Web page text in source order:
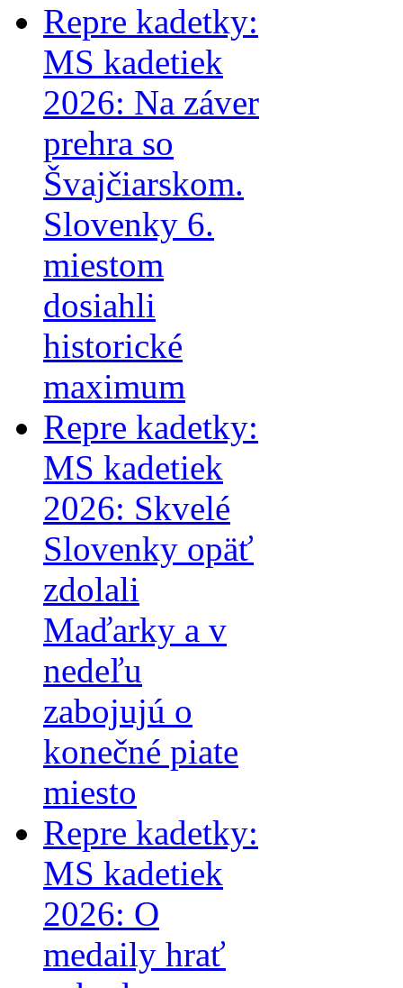
Repre kadetky:
MS kadetiek
2026: Na záver
prehra so
Švajčiarskom.
Slovenky 6.
miestom
dosiahli
historické
maximum
Repre kadetky:
MS kadetiek
2026: Skvelé
Slovenky opäť
zdolali
Maďarky a v
nedeľu
zabojujú o
konečné piate
miesto
Repre kadetky:
MS kadetiek
2026: O
medaily hrať